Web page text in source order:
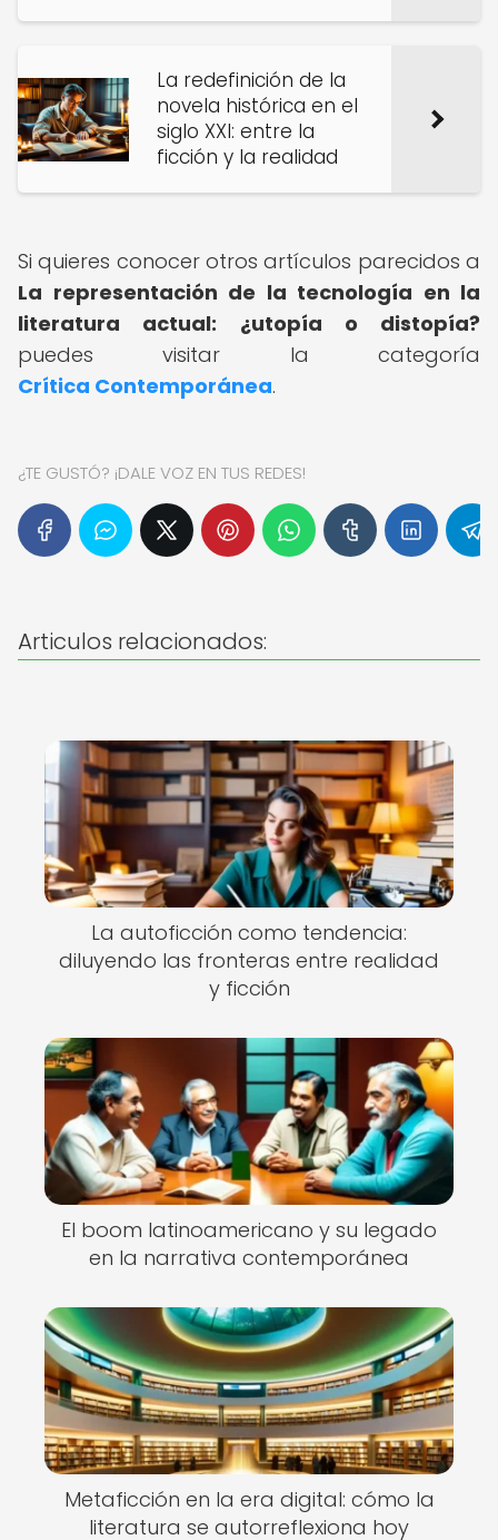
La redefinición de la
novela histórica en el
siglo XXI: entre la
ficción y la realidad
Si quieres conocer otros artículos parecidos a
La representación de la tecnología en la
literatura actual: ¿utopía o distopía?
puedes visitar la categoría
Crítica Contemporánea.
¿TE GUSTÓ? ¡DALE VOZ EN TUS REDES!
Articulos relacionados:
La autoficción como tendencia:
diluyendo las fronteras entre realidad
y ficción
El boom latinoamericano y su legado
en la narrativa contemporánea
Metaficción en la era digital: cómo la
literatura se autorreflexiona hoy